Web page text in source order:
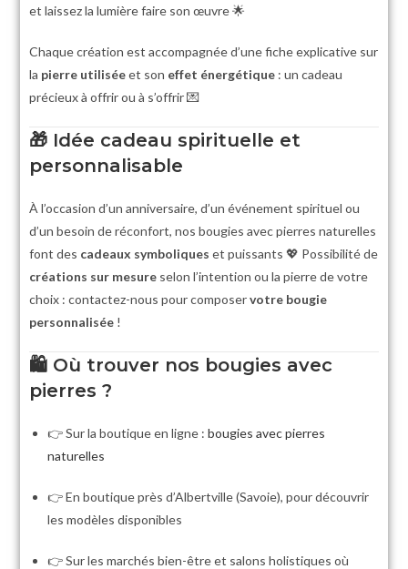
et laissez la lumière faire son œuvre 🌟
Chaque création est accompagnée d’une fiche explicative sur
la pierre utiliséeet son effet énergétique : un cadeau
précieux à offrir ou à s’offrir 💌
🎁 Idée cadeau spirituelle et
personnalisable
À l’occasion d’un anniversaire, d’un événement spirituel ou
d’un besoin de réconfort, nos bougies avec pierres naturelles
font des cadeaux symboliques et puissants 💖 Possibilité de
créations sur mesure selon l’intention ou la pierre de votre
choix : contactez-nous pour composervotre bougie
personnalisée !
🛍️ Où trouver nos bougies avec
pierres ?
👉 Sur la boutique en ligne :bougies avec pierres
naturelles
👉 En boutique près d’Albertville (Savoie), pour découvrir
les modèles disponibles
👉 Sur les marchés bien-être et salons holistiques où